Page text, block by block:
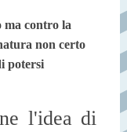
ma contro la
non certo
potersi
l'idea di